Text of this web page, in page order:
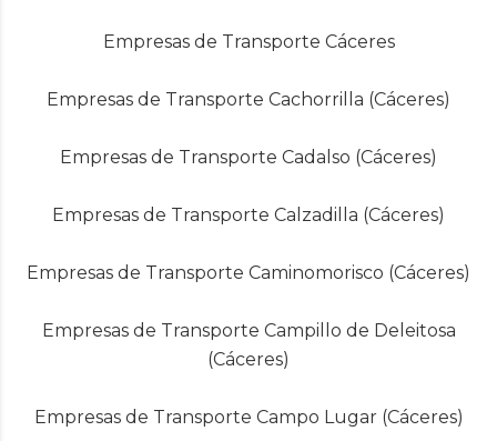
Empresas de Transporte Cáceres
Empresas de Transporte Cachorrilla (Cáceres)
Empresas de Transporte Cadalso (Cáceres)
Empresas de Transporte Calzadilla (Cáceres)
Empresas de Transporte Caminomorisco (Cáceres)
Empresas de Transporte Campillo de Deleitosa
(Cáceres)
Empresas de Transporte Campo Lugar (Cáceres)